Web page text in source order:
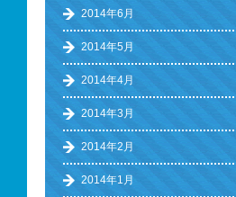
2014年6月
2014年5月
2014年4月
2014年3月
2014年2月
2014年1月